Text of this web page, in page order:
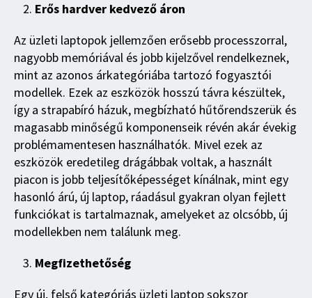
Erős hardver kedvező áron
Az üzleti laptopok jellemzően erősebb processzorral,
nagyobb memóriával és jobb kijelzővel rendelkeznek,
mint az azonos árkategóriába tartozó fogyasztói
modellek. Ezek az eszközök hosszú távra készültek,
így a strapabíró házuk, megbízható hűtőrendszerük és
magasabb minőségű komponenseik révén akár évekig
problémamentesen használhatók. Mivel ezek az
eszközök eredetileg drágábbak voltak, a használt
piacon is jobb teljesítőképességet kínálnak, mint egy
hasonló árú, új laptop, ráadásul gyakran olyan fejlett
funkciókat is tartalmaznak, amelyeket az olcsóbb, új
modellekben nem találunk meg.
Megfizethetőség
Egy új, felső kategóriás üzleti laptop sokszor